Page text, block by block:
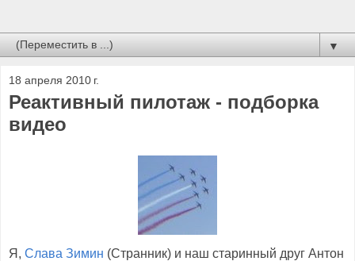
▼
18 апреля 2010 г.
Реактивный пилотаж - подборка
видео
Я, Слава Зимин (Странник) и наш старинный друг Антон